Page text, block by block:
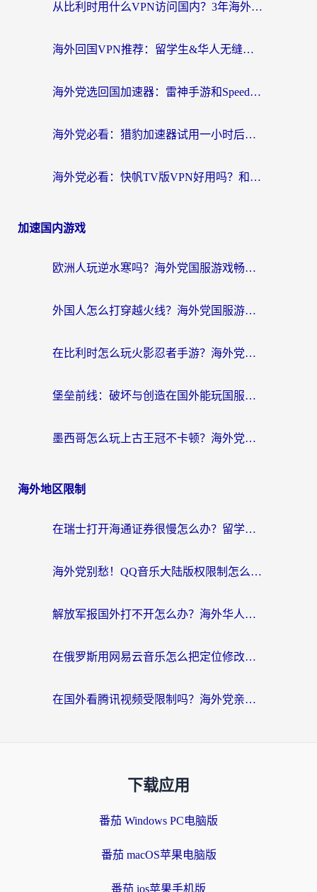
从比利时用什么VPN访问国内？3年海外党亲测有效的无缝回国上网指南
海外回国VPN推荐：留学生&华人无缝访问国内资源的实用指南
海外党选回国加速器：雷神手游和SpeedCN哪个好？附避坑指南
海外党必看：猎豹加速器试用一小时后，我终于找到无缝访问国内资源的正确姿势
海外党必看：快帆TV版VPN好用吗？和畅游VPN对比哪个回国效果更好？附实用选择指南
加速国内游戏
欧洲人玩逆水寒吗？海外党国服游戏畅玩终极指南（附低延迟秘籍）
外国人怎么打穿越火线？海外党国服游戏加速器终极攻略（附3大热门游戏解决方案）
在比利时怎么玩火影忍者手游？海外党亲测有效的国服游戏加速指南
堡垒前线：破坏与创造在国外能玩国服吗？海外玩家国服畅玩终极指南
墨西哥怎么玩上古王冠不卡顿？海外党国服游戏加速器选择全攻略
海外地区限制
在瑞士打开海通证券很慢怎么办？留学生&海外华人的回国加速全攻略
海外党别愁！QQ音乐大陆版权限制怎么破？附咪咕视频、B站地区限制解除全攻略
解放军报国外打不开怎么办？海外华人必备回国加速指南，看奥运拳击、听酷狗音乐全搞定
在俄罗斯用网易云音乐怎么把定位修改到中国国内？海外党听歌自由的钥匙找到了
在国外看腾讯视频受限制吗？海外党亲测有效的回国加速器选择指南
下载应用
番茄 Windows PC电脑版
番茄 macOS苹果电脑版
番茄 ios苹果手机版